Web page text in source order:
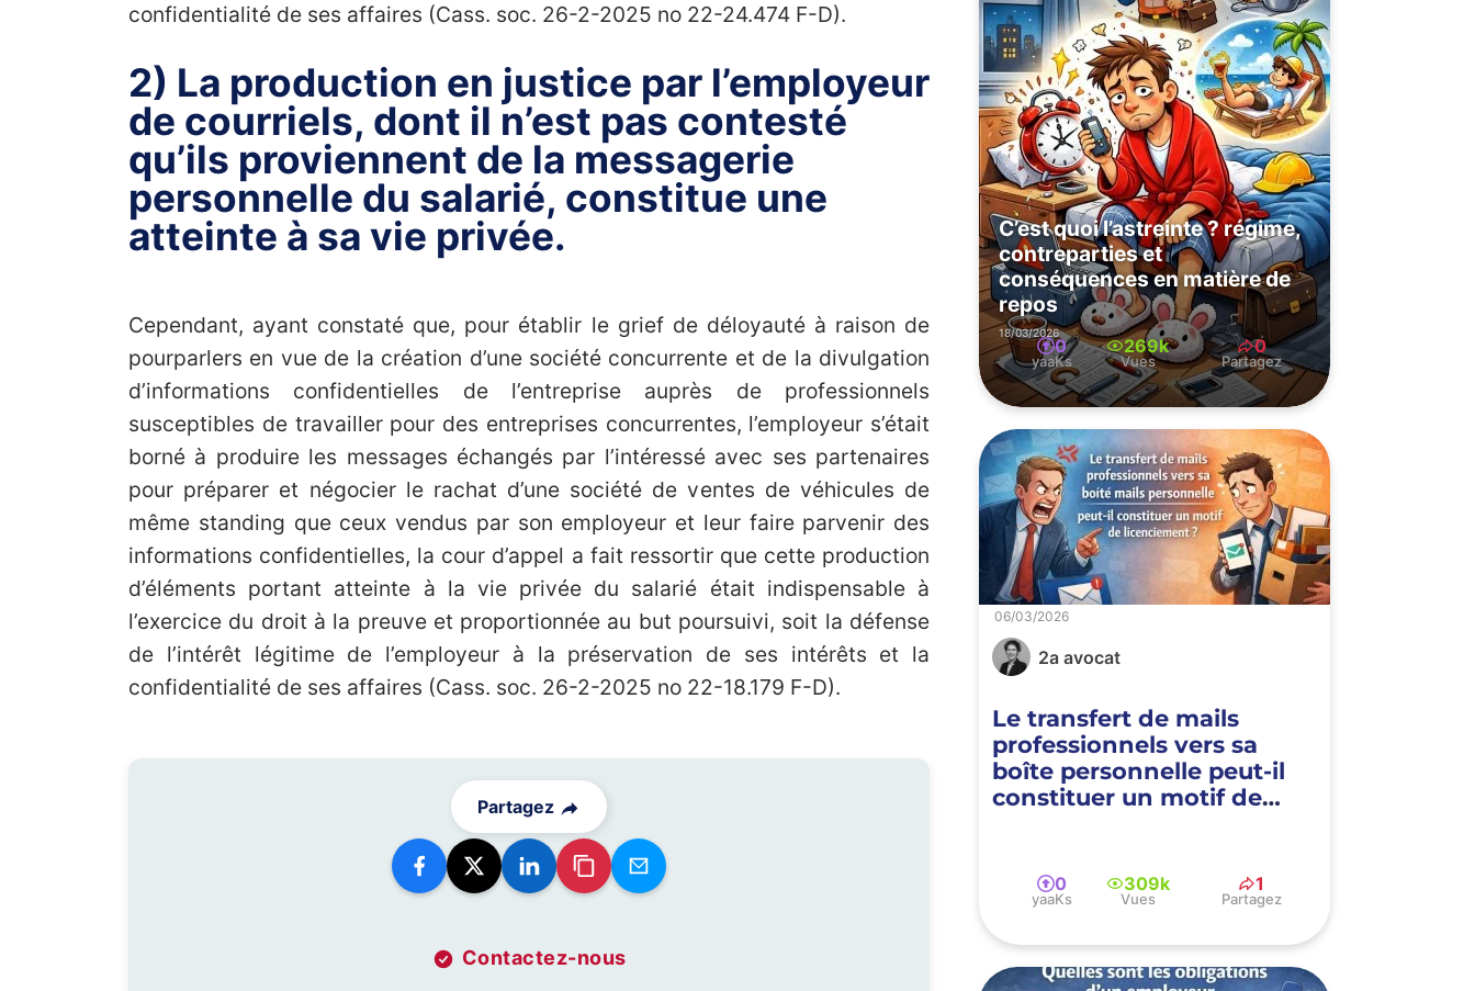
confidentialité de ses affaires (Cass. soc. 26-2-2025 no 22-24.474 F-D).
2) La production en justice par l’employeur
de courriels, dont il n’est pas contesté
qu’ils proviennent de la messagerie
personnelle du salarié, constitue une
atteinte à sa vie privée.
Cependant, ayant constaté que, pour établir le grief de déloyauté à raison de
pourparlers en vue de la création d’une société concurrente et de la divulgation
d’informations confidentielles de l’entreprise auprès de professionnels
susceptibles de travailler pour des entreprises concurrentes, l’employeur s’était
borné à produire les messages échangés par l’intéressé avec ses partenaires
pour préparer et négocier le rachat d’une société de ventes de véhicules de
même standing que ceux vendus par son employeur et leur faire parvenir des
informations confidentielles, la cour d’appel a fait ressortir que cette production
d’éléments portant atteinte à la vie privée du salarié était indispensable à
l’exercice du droit à la preuve et proportionnée au but poursuivi, soit la défense
de l’intérêt légitime de l’employeur à la préservation de ses intérêts et la
confidentialité de ses affaires (Cass. soc. 26-2-2025 no 22-18.179 F-D).
Partagez
Contactez-nous
18/03/2026
C’est quoi l’astreinte ? régime,
contreparties et
conséquences en matière de
repos
0
yaaKs
269k
Vues
0
Partagez
2a avocat
Le transfert de mails
professionnels vers sa
boîte personnelle peut-il
constituer un motif de
06/03/2026
0
yaaKs
309k
Vues
1
Partagez